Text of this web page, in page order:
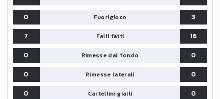
0
Fuorigioco
3
7
Falli fatti
16
0
Rimesse dal fondo
0
0
Rimesse laterali
0
0
Cartellini gialli
0